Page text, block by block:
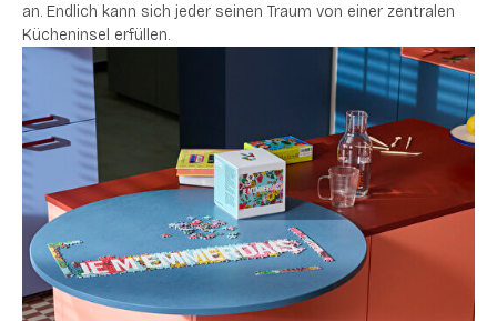
an. Endlich kann sich jeder seinen Traum von einer zentralen
Kücheninsel erfüllen.